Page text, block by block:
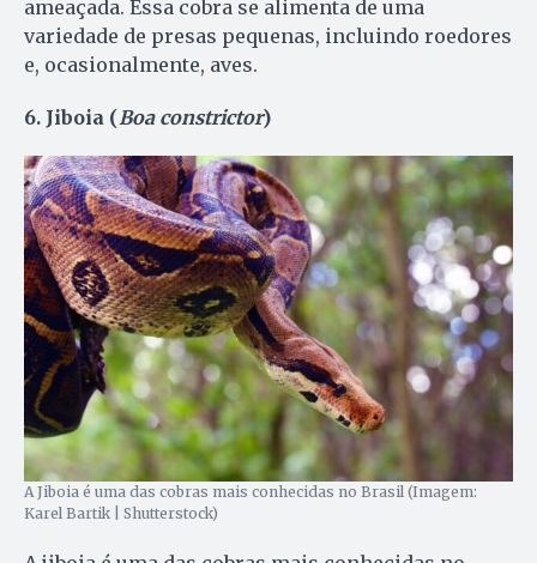
ameaçada. Essa cobra se alimenta de uma
variedade de presas pequenas, incluindo roedores
e, ocasionalmente, aves.
6. Jiboia ( Boa constrictor)
A Jiboia é uma das cobras mais conhecidas no Brasil (Imagem:
Karel Bartik | Shutterstock)